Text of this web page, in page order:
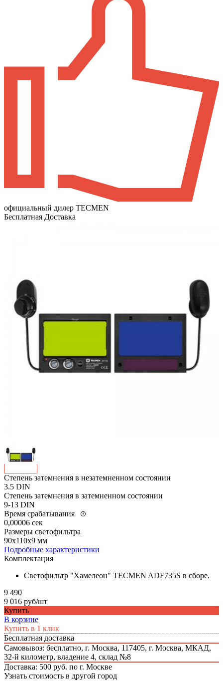
официальный дилер TECMEN
Бесплатная Доставка
Степень затемнения в незатемненном состоянии
3.5 DIN
Степень затемнения в затемненном состоянии
9-13 DIN
Время срабатывания
0,00006 сек
Размеры светофильтра
90x110x9 мм
Подробные характеристики
Комплектация
Светофильтр "Хамелеон" TECMEN ADF735S в сборе.
9 490
9 016 руб/шт
Купить
В корзине
Купить в 1 клик
Бесплатная доставка
Самовывоз: бесплатно, г. Москва, 117405, г. Москва, МКАД,
32-й километр, владение 4, склад №8
Доставка: 500 руб. по г. Москве
Узнать стоимость в другой город